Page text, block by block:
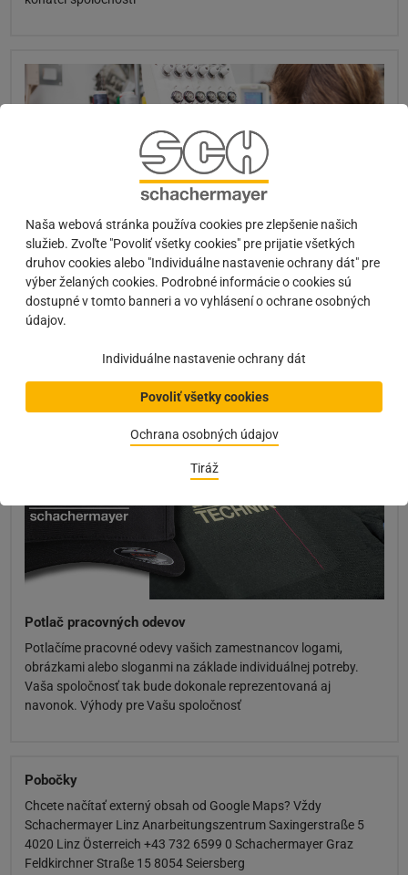
Naša webová stránka používa cookies pre zlepšenie našich
služieb. Zvoľte "Povoliť všetky cookies" pre prijatie všetkých
druhov cookies alebo "Individuálne nastavenie ochrany dát" pre
výber želaných cookies. Podrobné informácie o cookies sú
dostupné v tomto banneri a vo vyhlásení o ochrane osobných
údajov.
Individuálne nastavenie ochrany dát
Povoliť všetky cookies
Ochrana osobných údajov
Tiráž
Vyšitie na pracovné odevy
Postaráme sa o vyšívanie loga, obrázkov alebo sloganov na
pracovné odevy vašich zamestnancov na základe individuálnej
navonok. Výhody pre V
Potlač pracovných odevov
Potlačíme pracovné odevy vašich zamestnancov logami,
obrázkami alebo sloganmi na základe individuálnej potreby.
Vaša spoločnosť tak bude dokonale reprezentovaná aj
navonok. Výhody pre Vašu spoločnosť
Pobočky
Chcete načítať externý obsah od Google Maps? Vždy
Schachermayer Linz Anarbeitungszentrum Saxingerstraße 5
4020 Linz Österreich +43 732 6599 0 Schachermayer Graz
Feldkirchner Straße 15 8054 Seiersberg